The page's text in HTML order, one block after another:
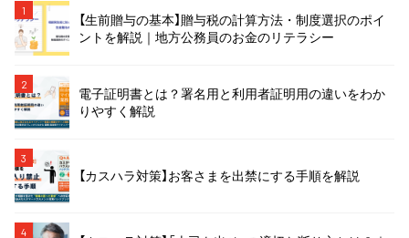
1
【生前贈与の基本】贈与税の計算方法・制度選択のポイ
ントを解説｜地方公務員のお金のリテラシー
2
電子証明書とは？署名用と利用者証明用の違いをわか
りやすく解説
3
【カスハラ対策】お客さまを出禁にする手順を解説
4